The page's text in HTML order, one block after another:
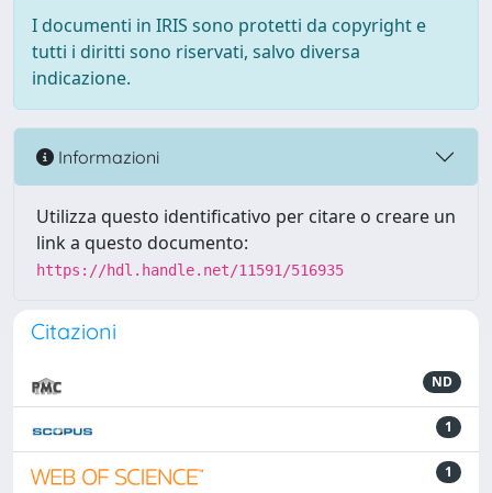
I documenti in IRIS sono protetti da copyright e
tutti i diritti sono riservati, salvo diversa
indicazione.
Informazioni
Utilizza questo identificativo per citare o creare un
link a questo documento:
https://hdl.handle.net/11591/516935
Citazioni
ND
1
1